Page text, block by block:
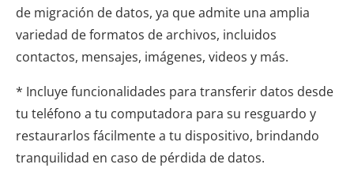
de migración de datos, ya que admite una amplia
variedad de formatos de archivos, incluidos
contactos, mensajes, imágenes, videos y más.
* Incluye funcionalidades para transferir datos desde
tu teléfono a tu computadora para su resguardo y
restaurarlos fácilmente a tu dispositivo, brindando
tranquilidad en caso de pérdida de datos.